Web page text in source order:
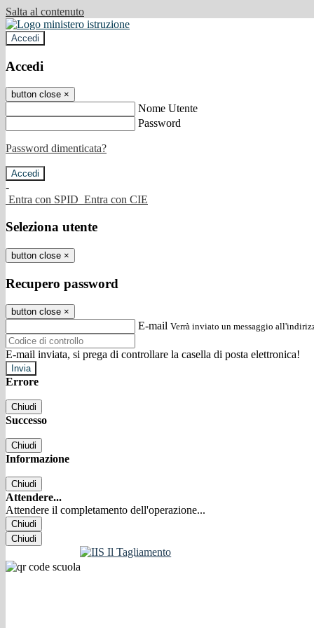
Salta al contenuto
Accedi
Accedi
button close ×
Nome Utente
Password
Password dimenticata?
-
Entra con SPID Entra con CIE
Seleziona utente
button close ×
Recupero password
button close ×
E-mail Verrà inviato un messaggio
E-mail inviata, si prega di controllare la casella di posta elettronica!
Errore
Chiudi
Successo
Chiudi
Informazione
Chiudi
Attendere...
Attendere il completamento dell'operazione...
Chiudi
Chiudi